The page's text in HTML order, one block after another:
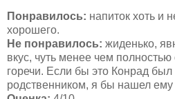
Понравилось: напиток хоть и
хорошего.
Не понравилось: жиденько,
вкус, чуть менее чем
горечи. Если бы это Конрад
родственником, я бы нашел ему